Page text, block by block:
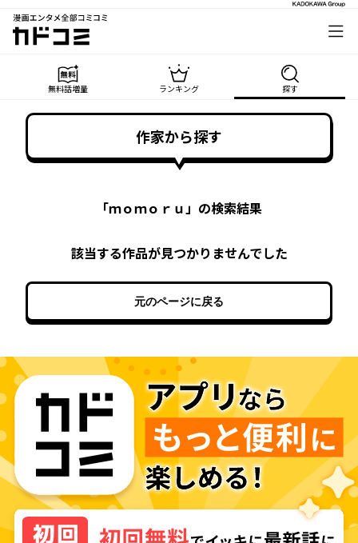
漫画エンタメ全部コミコミ
カドコミ
無料話増量 ランキング 探す
作家から探す
「ｍｏｍｏｒｕ」の検索結果
該当する作品が見つかりませんでした
元のページに戻る